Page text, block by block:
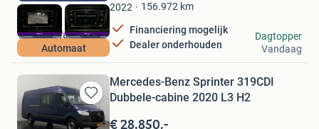
Favorieten
Automaat
2022 156.972 km
Financiering mogelijk
Dealer onderhouden
Van der Wal Vans
Langerak
Dagtopper
Vandaag
Bewaren
in
Mercedes-Benz Sprinter 319CDI
Dubbele-cabine 2020 L3 H2
€ 28.850,-